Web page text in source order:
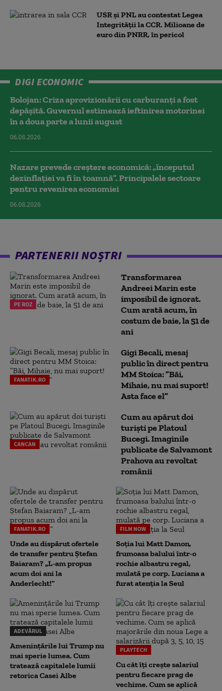
USR și PNL au contestat Legea
Integrității la CCR. Milioane de
euro din PNRR, în pericol
DIGI ECONOMIC
Bolojan: Criza aprovizionării cu carburanți a fost
depășită. Guvernul estimează ieftinirea motorinei
în a doua parte a lunii august
06.08.2026
Nazare prevede creștere economică: „începutul
dezinflației va fi în toamnă”. Principalele sectoare
pentru revenirea economiei
06.08.2026
PARTENERII NOȘTRI
PE ROZ
Transformarea
Andreei Marin este
imposibil de ignorat.
Cum arată acum, în
costum de baie, la 51 de
ani
FANATIK.RO
Gigi Becali, mesaj
public în direct pentru
MM Stoica: ”Băi,
Mihaie, nu mai suport!
Asta face el”
CANCAN
Cum au apărut doi
turiști pe Platoul
Bucegi. Imaginile
publicate de Salvamont
Prahova au revoltat
românii
FANATIK.RO
Unde au dispărut ofertele
de transfer pentru Ștefan
Baiaram? „L-am propus
acum doi ani la
Anderlecht!”
FILM NOW
Soția lui Matt Damon,
frumoasa balului într-o
rochie albastru regal,
mulată pe corp. Luciana a
furat atenția la Seul
ADEVĂRUL
Amenințările lui Trump nu
mai sperie lumea. Cum
tratează capitalele lumii
retorica Casei Albe
PLAYTECH
Cu cât îți crește salariul
pentru fiecare prag de
vechime. Cum se aplică